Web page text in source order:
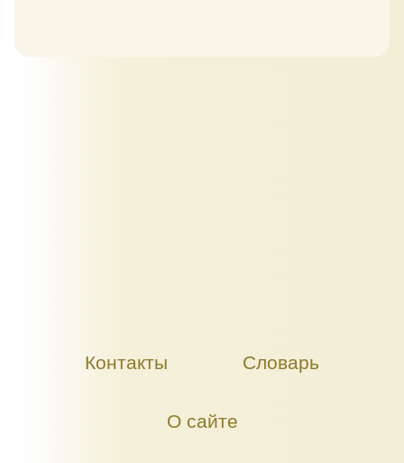
Контакты Словарь
О сайте